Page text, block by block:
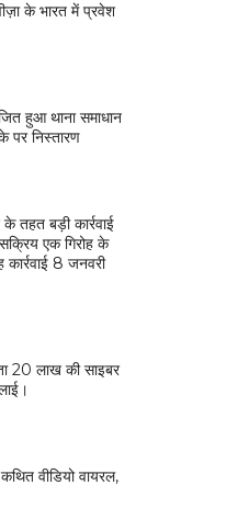
के भारत में प्रवेश
हुआ थाना समाधान
पर निस्तारण
तहत बड़ी कार्रवाई
एक गिरोह के
8 जनवरी
20 लाख की साइबर
वीडियो वायरल,